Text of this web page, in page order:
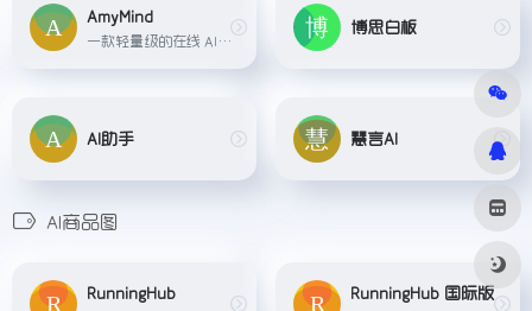
AmyMind
一款轻量级的在线 AI 思维导图工具。它无需登录、注册或下载，可以直接在网页上使用。
博思白板
AI助手 慧言AI
AI商品图
RunningHub RunningHub 国际版